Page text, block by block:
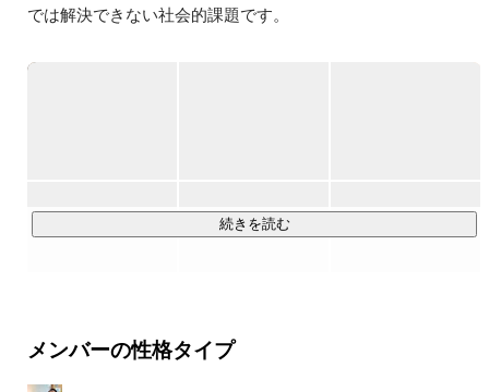
では解決できない社会的課題です。
キャリアフィールド株式会社は、「採用の力で社会課題を解
『保育士』や『幼稚園教諭』に特化した人材採用をサポート
〇エデュケーション事業〇
全国の保育園に向けて、保育士資格取得スクールを運営。オ
続きを読む
メンバーの性格タイプ